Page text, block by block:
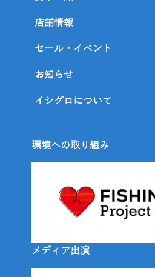
店舗情報
セール・イベント
お知らせ
イシグロについて
環境への取り組み
メディア出演